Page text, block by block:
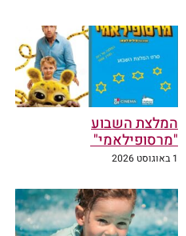
המלצת השבוע
"מרסופילאמי"
1 באוגוסט 2026